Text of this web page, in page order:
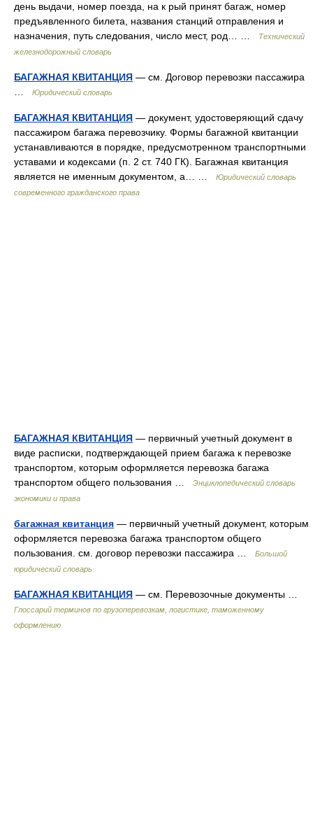
день выдачи, номер поезда, на к рый принят багаж, номер
предъявленного билета, названия станций отправления и
назначения, путь следования, число мест, род… …
Технический
железнодорожный словарь
БАГАЖНАЯ КВИТАНЦИЯ — см. Договор перевозки пассажира
Юридический словарь
БАГАЖНАЯ КВИТАНЦИЯ — документ, удостоверяющий сдачу
пассажиром багажа перевозчику. Формы багажной квитанции
устанавливаются в порядке, предусмотренном транспортными
уставами и кодексами (п. 2 ст. 740 ГК). Багажная квитанция
является не именным документом, а… …
Юридический словарь
современного гражданского права
БАГАЖНАЯ КВИТАНЦИЯ — первичный учетный документ в
виде расписки, подтверждающей прием багажа к перевозке
транспортом, которым оформляется перевозка багажа
транспортом общего пользования …
Энциклопедический словарь
экономики и права
багажная квитанция — первичный учетный документ, которым
оформляется перевозка багажа транспортом общего
пользования. см. договор перевозки пассажира …
Большой
юридический словарь
БАГАЖНАЯ КВИТАНЦИЯ — см. Перевозочные документы …
Глоссарий терминов по грузоперевозкам, логистике, таможенному
оформлению